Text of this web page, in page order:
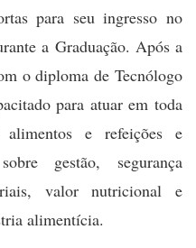
para seu ingresso no
a Graduação. Após a
o diploma de Tecnólogo
para atuar em toda
e refeições e
gestão, segurança
valor nutricional e
alimentícia.